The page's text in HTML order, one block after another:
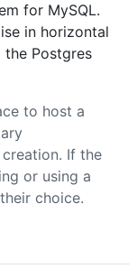
for MySQL.
in horizontal
Postgres
to host a
If the
or using a
choice.